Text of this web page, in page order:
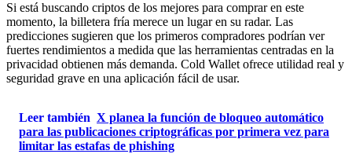
Si está buscando criptos de los mejores para comprar en este
momento, la billetera fría merece un lugar en su radar. Las
predicciones sugieren que los primeros compradores podrían ver
fuertes rendimientos a medida que las herramientas centradas en la
privacidad obtienen más demanda. Cold Wallet ofrece utilidad real y
seguridad grave en una aplicación fácil de usar.
Leer también X planea la función de bloqueo automático
para las publicaciones criptográficas por primera vez para
limitar las estafas de phishing